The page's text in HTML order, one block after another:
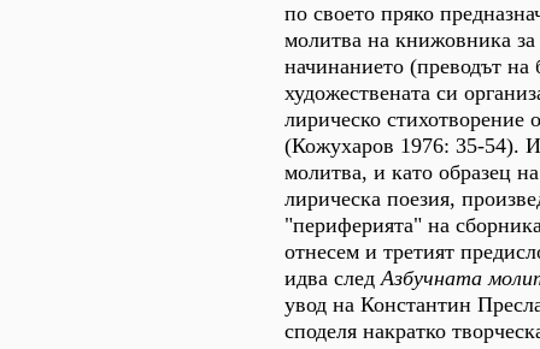
по своето пряко
молитва на книжовника за
начинанието (преводът на
художествената си
лирическо стихотворение
(Кожухаров 1976: 35-54).
молитва, и като образец
лирическа поезия,
"периферията" на
отнесем и третият
идва следАзбучната
увод на Константин
споделя накратко